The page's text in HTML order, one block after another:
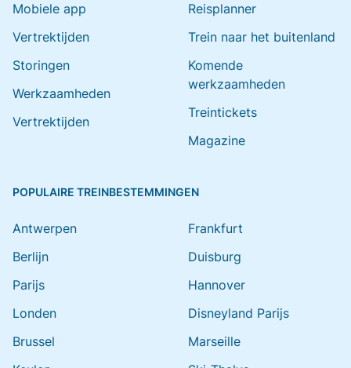
Mobiele app
Vertrektijden
Storingen
Werkzaamheden
Vertrektijden
Reisplanner
Trein naar het buitenland
Komende
werkzaamheden
Treintickets
Magazine
POPULAIRE TREINBESTEMMINGEN
Antwerpen
Berlijn
Parijs
Londen
Brussel
Frankfurt
Duisburg
Hannover
Disneyland Parijs
Marseille